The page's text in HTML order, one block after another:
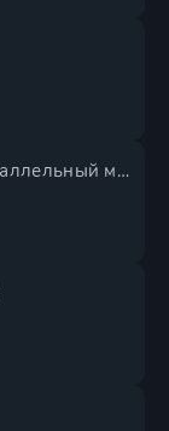
Рыцарь-скелет вступает в параллельный мир 2 сезон